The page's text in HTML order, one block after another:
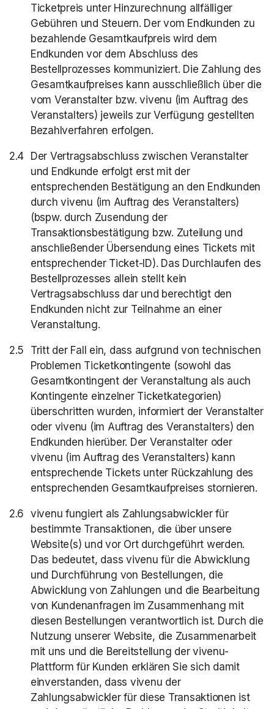
Ticketpreis unter Hinzurechnung allfälliger
Gebühren und Steuern. Der vom Endkunden zu
bezahlende Gesamtkaufpreis wird dem
Endkunden vor dem Abschluss des
Bestellprozesses kommuniziert. Die Zahlung des
Gesamtkaufpreises kann ausschließlich über die
vom Veranstalter bzw. vivenu (im Auftrag des
Veranstalters) jeweils zur Verfügung gestellten
Bezahlverfahren erfolgen.
Der Vertragsabschluss zwischen Veranstalter
und Endkunde erfolgt erst mit der
entsprechenden Bestätigung an den Endkunden
durch vivenu (im Auftrag des Veranstalters)
(bspw. durch Zusendung der
Transaktionsbestätigung bzw. Zuteilung und
anschließender Übersendung eines Tickets mit
entsprechender Ticket-ID). Das Durchlaufen des
Bestellprozesses allein stellt kein
Vertragsabschluss dar und berechtigt den
Endkunden nicht zur Teilnahme an einer
Veranstaltung.
Tritt der Fall ein, dass aufgrund von technischen
Problemen Ticketkontingente (sowohl das
Gesamtkontingent der Veranstaltung als auch
Kontingente einzelner Ticketkategorien)
überschritten wurden, informiert der Veranstalter
oder vivenu (im Auftrag des Veranstalters) den
Endkunden hierüber. Der Veranstalter oder
vivenu (im Auftrag des Veranstalters) kann
entsprechende Tickets unter Rückzahlung des
entsprechenden Gesamtkaufpreises stornieren.
vivenu fungiert als Zahlungsabwickler für
bestimmte Transaktionen, die über unsere
Website(s) und vor Ort durchgeführt werden.
Das bedeutet, dass vivenu für die Abwicklung
und Durchführung von Bestellungen, die
Abwicklung von Zahlungen und die Bearbeitung
von Kundenanfragen im Zusammenhang mit
diesen Bestellungen verantwortlich ist. Durch die
Nutzung unserer Website, die Zusammenarbeit
mit uns und die Bereitstellung der vivenu-
Plattform für Kunden erklären Sie sich damit
einverstanden, dass vivenu der
Zahlungsabwickler für diese Transaktionen ist